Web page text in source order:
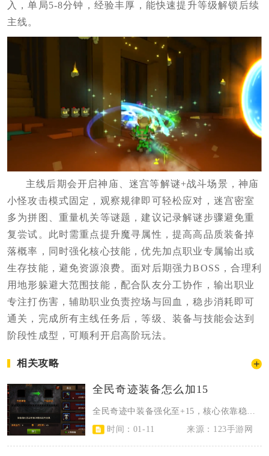
入，单局5-8分钟，经验丰厚，能快速提升等级解锁后续
主线。
主线后期会开启神庙、迷宫等解谜+战斗场景，神庙
小怪攻击模式固定，观察规律即可轻松应对，迷宫密室
多为拼图、重量机关等谜题，建议记录解谜步骤避免重
复尝试。此时需重点提升魔寻属性，提高高品质装备掉
落概率，同时强化核心技能，优先加点职业专属输出或
生存技能，避免资源浪费。面对后期强力BOSS，合理利
用地形躲避大范围技能，配合队友分工协作，输出职业
专注打伤害，辅助职业负责控场与回血，稳步消耗即可
通关，完成所有主线任务后，等级、装备与技能会达到
阶段性成型，可顺利开启高阶玩法。
相关攻略
全民奇迹装备怎么加15
时间：01-11
来源：123手游网